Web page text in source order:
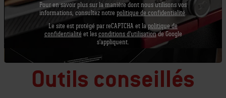
Équipons-nous
Outils conseillés
Pour en savoir plus sur la manière dont nous utilisons vos
informations, consultez notre politique de confidentialité
Le site est protégé par reCAPTCHA et lapolitique de
confidentialité et les conditions d'utilisationde Google
s'appliquent.